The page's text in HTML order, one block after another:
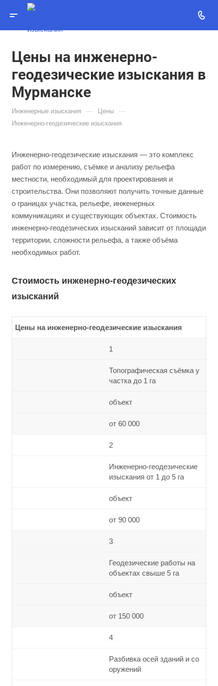
Цены на инженерно-
геодезические изыскания в
Мурманске
Инженерные изыскания — Цены —
Инженерно-геодезические изыскания
Инженерно-геодезические изыскания — это комплекс
работ по измерению, съёмке и анализу рельефа
местности, необходимый для проектирования и
строительства. Они позволяют получить точные данные
о границах участка, рельефе, инженерных
коммуникациях и существующих объектах. Стоимость
инженерно-геодезических изысканий зависит от площади
территории, сложности рельефа, а также объёма
необходимых работ.
Стоимость инженерно-геодезических
изысканий
Цены на инженерно-геодезические изыскания
1
Топографическая съёмка у
частка до 1 га
объект
от 60 000
2
Инженерно-геодезические
изыскания от 1 до 5 га
объект
от 90 000
3
Геодезические работы на
объектах свыше 5 га
объект
от 150 000
4
Разбивка осей зданий и со
оружений